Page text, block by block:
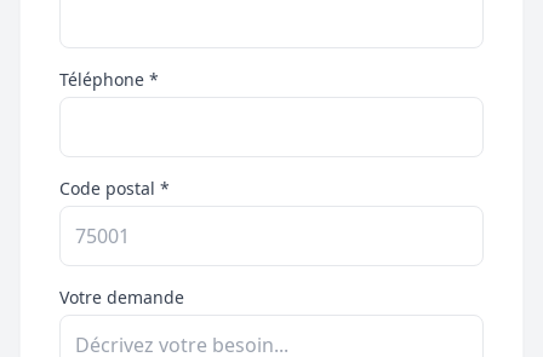
Téléphone *
Code postal *
Votre demande